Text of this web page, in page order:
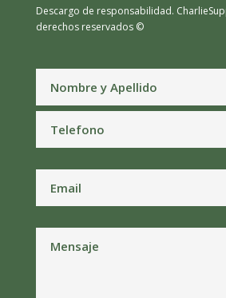
Descargo de responsabilidad.
derechos reservados ©